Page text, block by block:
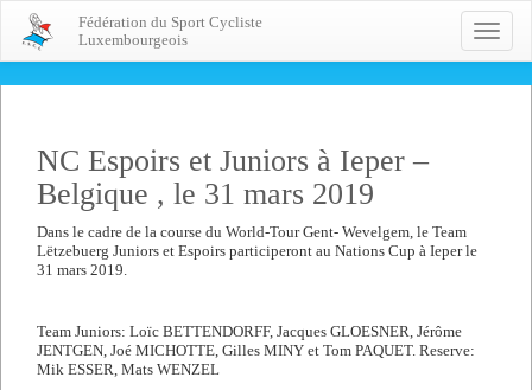
Toggle
Fédération du Sport Cycliste
Luxembourgeois
NC Espoirs et Juniors à Ieper –
Belgique , le 31 mars 2019
Dans le cadre de la course du World-Tour Gent- Wevelgem, le Team
Lëtzebuerg Juniors et Espoirs participeront au Nations Cup à Ieper le
31 mars 2019.
Team Juniors: Loïc BETTENDORFF, Jacques GLOESNER, Jérôme
JENTGEN, Joé MICHOTTE, Gilles MINY et Tom PAQUET. Reserve:
Mik ESSER, Mats WENZEL